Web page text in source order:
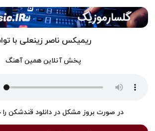
ریمیکس ناصر زینعلی با
پخش آنلاین همین آهنگ
در صورت بروز مشکل در دانلود قندشکن